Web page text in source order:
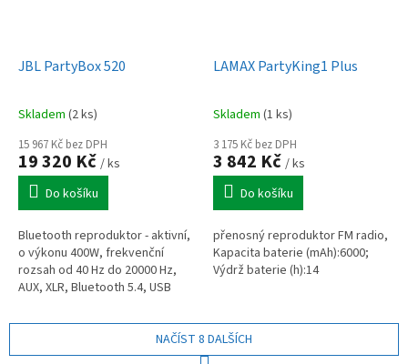
JBL PartyBox 520
Skladem (2 ks)
15 967 Kč bez DPH
19 320 Kč / ks
Do košíku
Bluetooth reproduktor - aktivní,
o výkonu 400W, frekvenční
rozsah od 40 Hz do 20000 Hz,
AUX, XLR, Bluetooth 5.4, USB
IPX4, podpora FLAC a MP3,...
LAMAX PartyKing1 Plus
Skladem (1 ks)
3 175 Kč bez DPH
3 842 Kč / ks
Do košíku
přenosný reproduktor FM radio,
Kapacita baterie (mAh):6000;
Výdrž baterie (h):14
NAČÍST 8 DALŠÍCH